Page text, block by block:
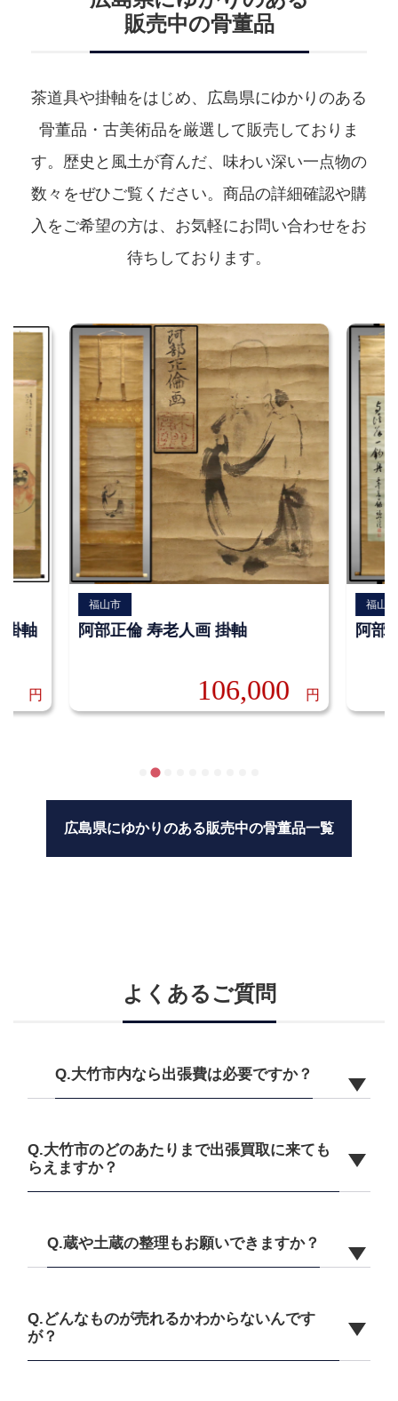
販売中の骨董品
茶道具や掛軸をはじめ、広島県にゆかりのある
骨董品・古美術品を厳選して販売しておりま
す。 歴史と風土が育んだ、味わい深い一点物の
数々をぜひご覧ください。 商品の詳細確認や購
入をご希望の方は、お気軽にお問い合わせをお
待ちしております。
掛軸
円
福山市
阿部正倫 寿老人画 掛軸
106,000 円
福山市
阿部
広島県にゆかりのある販売中の骨董品一覧
よくあるご質問
Q.大竹市内なら出張費は必要ですか？
Q.大竹市のどのあたりまで出張買取に来ても
らえますか？
Q.蔵や土蔵の整理もお願いできますか？
Q.どんなものが売れるかわからないんです
が？